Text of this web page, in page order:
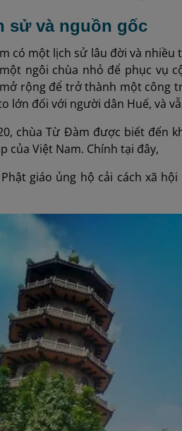
sử và nguồn gốc
có một lịch sử lâu đời và
ngôi chùa nhỏ để phục vụ
rộng để trở thành một công
lớn đối với người dân Huế, và
chùa Từ Đàm được biết đến
của Việt Nam. Chính tại đây,
giáo ủng hộ cải cách xã